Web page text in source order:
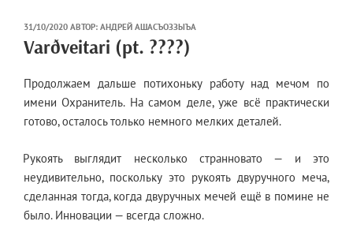
ОПУБЛИКОВАНО
31/10/2020 АВТОР: АНДРЕЙ АШАСЪОЗЗЫЪА
Varðveitari (pt. ????)
Продолжаем дальше потихоньку работу над мечом по
имени Охранитель. На самом деле, уже всё практически
готово, осталось только немного мелких деталей.
Рукоять выглядит несколько странновато — и это
неудивительно, поскольку это рукоять двуручного меча,
сделанная тогда, когда двуручных мечей ещё в помине не
было. Инновации — всегда сложно.